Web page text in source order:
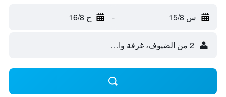
س 15/8 - ح 16/8
2 من الضيوف، غرفة واحدة